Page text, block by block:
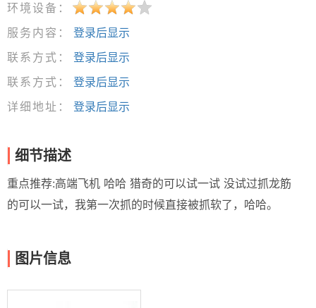
环境设备：
服务内容：
登录后显示
联系方式：
登录后显示
联系方式：
登录后显示
详细地址：
登录后显示
细节描述
重点推荐:高端飞机 哈哈 猎奇的可以试一试 没试过抓龙筋
的可以一试，我第一次抓的时候直接被抓软了，哈哈。
图片信息